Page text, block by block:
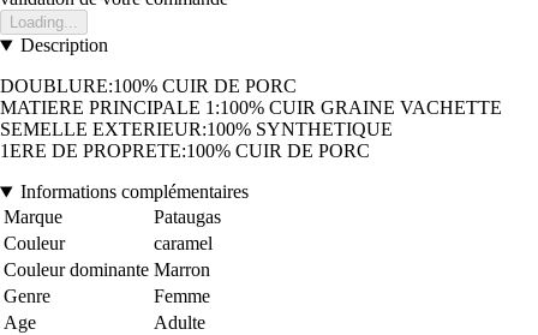
Loading...
Description
DOUBLURE:100% CUIR DE PORC
MATIERE PRINCIPALE 1:100% CUIR GRAINE VACHETTE
SEMELLE EXTERIEUR:100% SYNTHETIQUE
1ERE DE PROPRETE:100% CUIR DE PORC
Informations complémentaires
Marque
Pataugas
Couleur
caramel
Couleur dominante Marron
Genre
Femme
Age
Adulte